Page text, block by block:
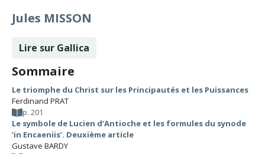
Jules MISSON
Lire sur Gallica
Sommaire
Le triomphe du Christ sur les Principautés et les Puissances
Ferdinand PRAT
p. 201
Le symbole de Lucien d’Antioche et les formules du synode
‘in Encaeniis’. Deuxième article
Gustave BARDY